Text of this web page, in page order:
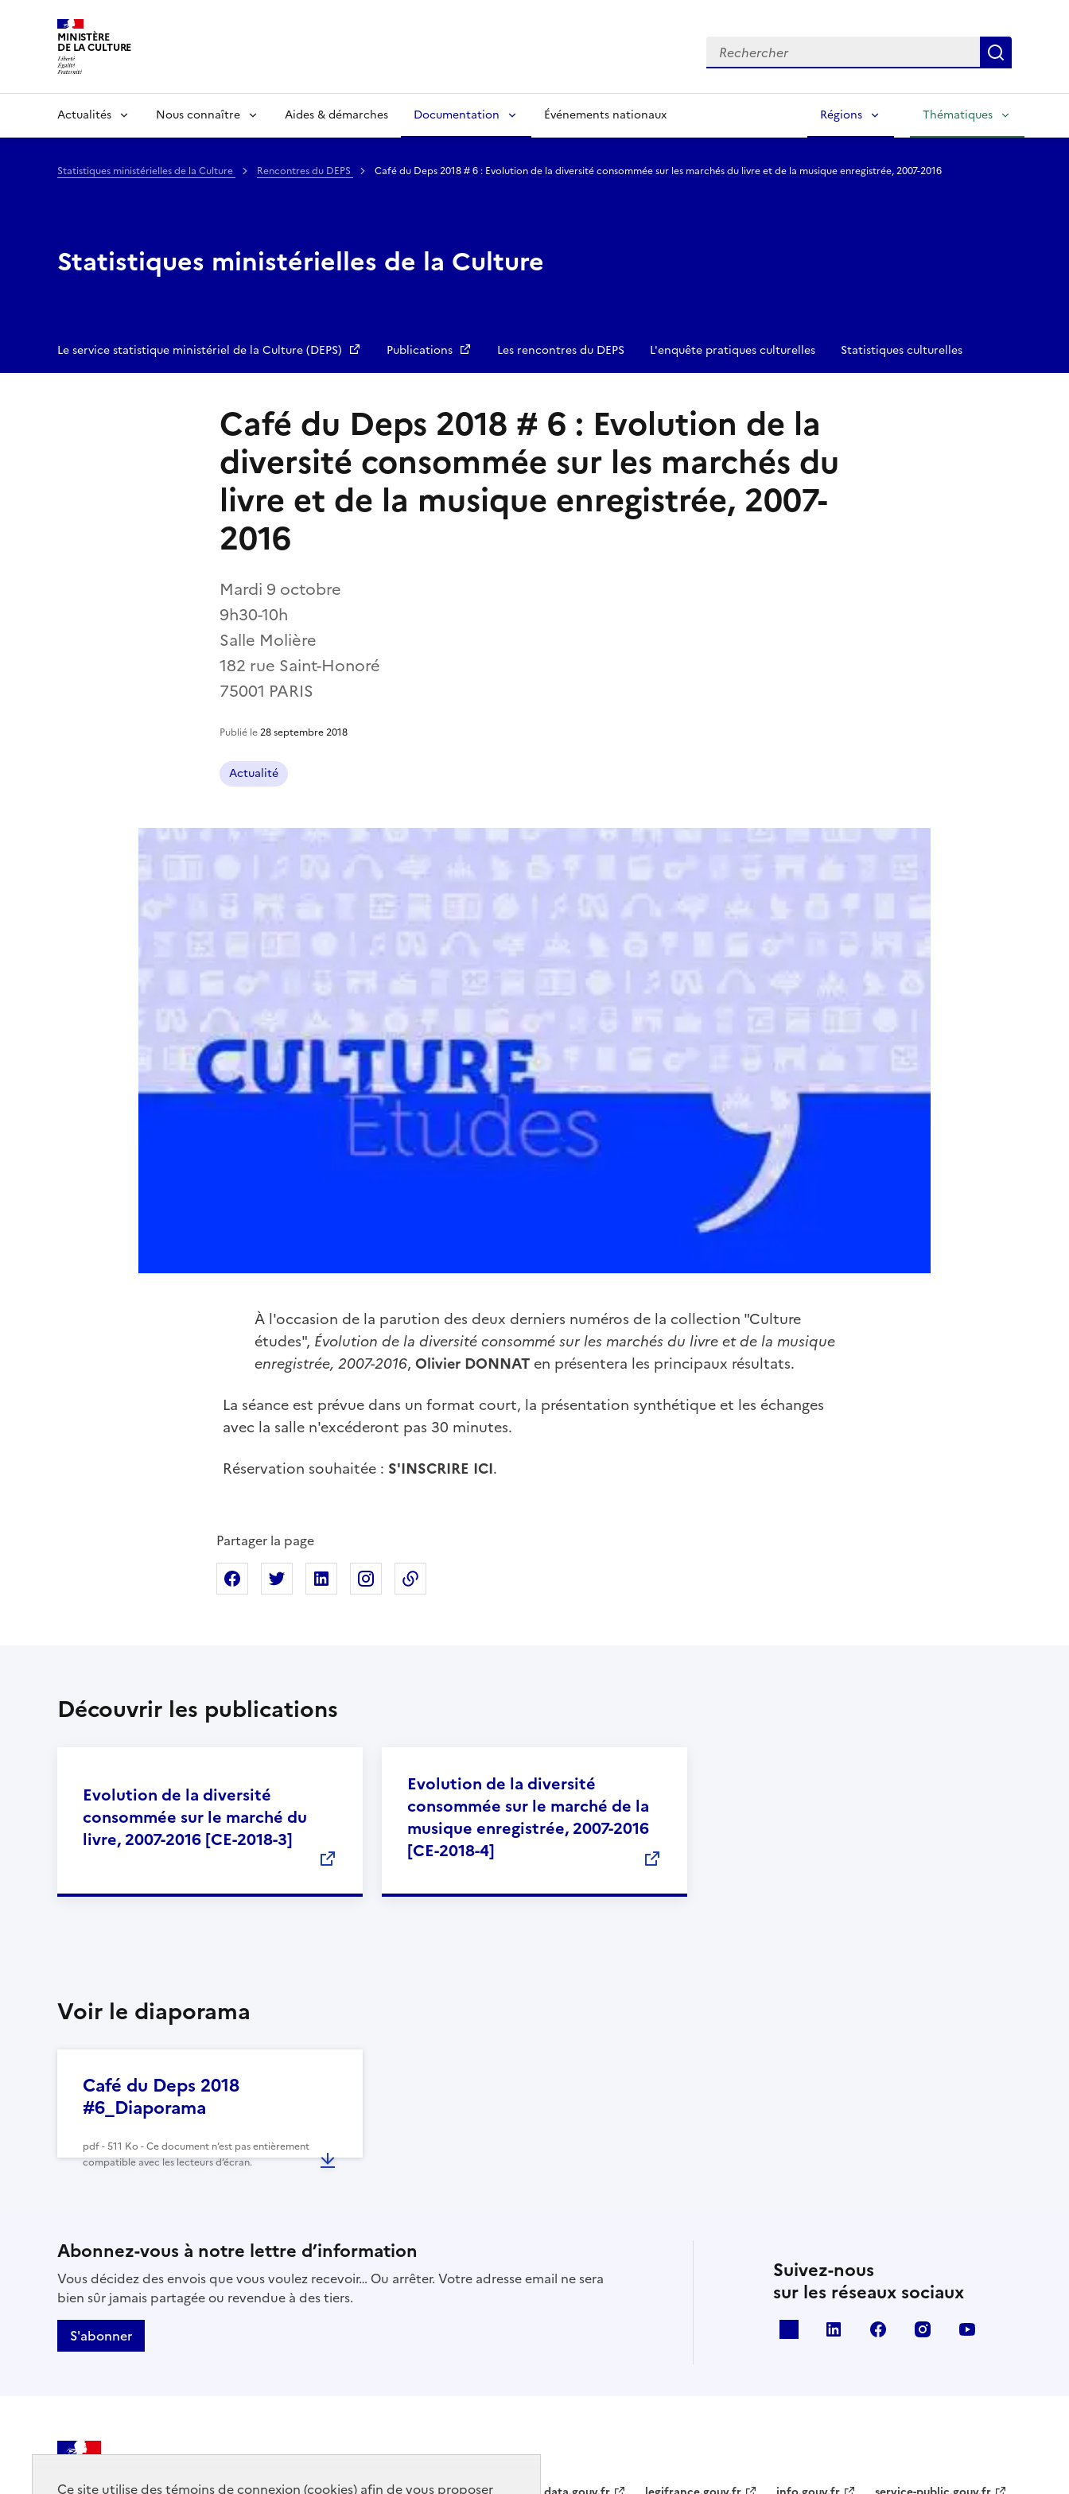
Ce site utilise des témoins de connexion (cookies) afin de vous proposer
MINISTÈRE
DE LA CULTURE Rechercher
Actualités Nous connaître Aides & démarches Documentation Événements nationaux Régions Thématiques
Statistiques ministérielles de la Culture Rencontres du DEPS Café du Deps 2018 # 6 : Evolution de la diversité consommée sur les marchés du livre et de la musique enregistrée, 2007-2016
Statistiques ministérielles de la Culture
Le service statistique ministériel de la Culture (DEPS) Publications Les rencontres du DEPS L'enquête pratiques culturelles Statistiques culturelles
Café du Deps 2018 # 6 : Evolution de la
diversité consommée sur les marchés du
livre et de la musique enregistrée, 2007-
2016
Mardi 9 octobre
9h30-10h
Salle Molière
182 rue Saint-Honoré
75001 PARIS
Publié le28 septembre 2018
Actualité
À l'occasion de la parution des deux derniers numéros de la collection "Culture
études", Évolution de la diversité consommé sur les marchés du livre et de la musique
enregistrée, 2007-2016, Olivier DONNAT en présentera les principaux résultats.
La séance est prévue dans un format court, la présentation synthétique et les échanges
avec la salle n'excéderont pas 30 minutes.
Réservation souhaitée : S'INSCRIRE ICI.
Partager la page
Partager sur Facebook
Partager sur XPartager sur Linkedin
Partager sur Instagram
Découvrir les publications
Evolution de la diversité
consommée sur le marché du
livre, 2007-2016 [CE-2018-3]
Evolution de la diversité
consommée sur le marché de la
musique enregistrée, 2007-2016
[CE-2018-4]
Voir le diaporama
Café du Deps 2018
#6_Diaporama
pdf - 511 Ko - Ce document n’est pas entièrement
compatible avec les lecteurs d’écran.
Abonnez-vous à notre lettre d’information
Vous décidez des envois que vous voulez recevoir… Ou arrêter. Votre adresse email ne sera
bien sûr jamais partagée ou revendue à des tiers.
S'abonner
Suivez-nous
sur les réseaux sociaux
linkedin facebook instagram
DE LA CULTURE